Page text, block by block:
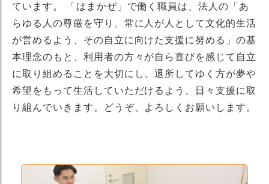
ています。 「はまかぜ」で働く職員は、法人の「あ
らゆる人の尊厳を守り、常に人が人として文化的生活
が営めるよう、その自立に向けた支援に努める」の基
本理念のもと、利用者の方々が自ら喜びを感じて自立
に取り組めることを大切にし、退所してゆく方が夢や
希望をもって生活していただけるよう、日々支援に取
り組んでいきます。どうぞ、よろしくお願いします。